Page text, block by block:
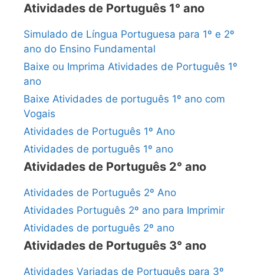
Atividades de Português 1° ano
Simulado de Língua Portuguesa para 1º e 2º
ano do Ensino Fundamental
Baixe ou Imprima Atividades de Português 1º
ano
Baixe Atividades de português 1º ano com
Vogais
Atividades de Português 1º Ano
Atividades de português 1º ano
Atividades de Português 2° ano
Atividades de Português 2º Ano
Atividades Português 2º ano para Imprimir
Atividades de português 2º ano
Atividades de Português 3° ano
Atividades Variadas de Português para 3º